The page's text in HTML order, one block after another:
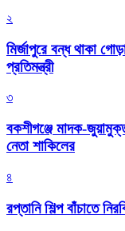
২
মির্জাপুরে বন্ধ থাকা
প্রতিমন্ত্রী
৩
বকশীগঞ্জে মাদক-
নেতা শাকিলের
৪
রপ্তানি শিল্প বাঁচাতে